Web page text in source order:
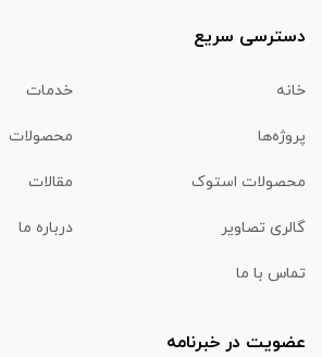
دسترسی سریع
خانه خدمات
پروژه‌ها محصولات
محصولات استوک مقالات
گالری تصاویر درباره ما
تماس با ما
عضویت در خبرنامه